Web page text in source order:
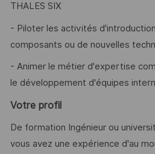
THALES SIX
- Piloter les activités
composants ou de nouvelles
- Animer le métier d'expertise
le développement d'équipes
Votre profil
De formation Ingénieur ou
vous avez une expérience d'au